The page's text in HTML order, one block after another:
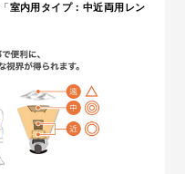
「室内用タイプ：中近両用レン